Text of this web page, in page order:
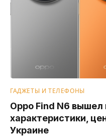
ГАДЖЕТЫ И ТЕЛЕФОНЫ
Oppo Find N6
характеристики,
Украине